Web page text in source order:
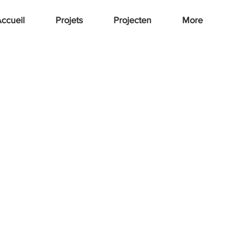
Projets Projecten More